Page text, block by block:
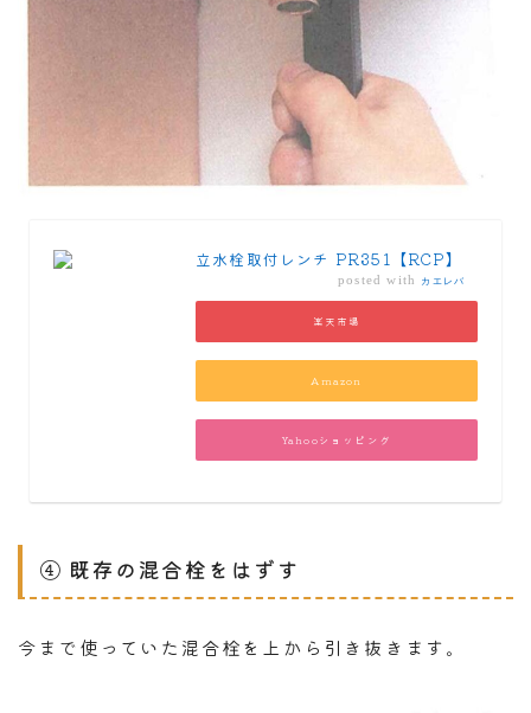
立水栓取付レンチ PR351【RCP】
posted with カエレバ
楽天市場
Amazon
Yahooショッピング
④ 既存の混合栓をはずす
今まで使っていた混合栓を上から引き抜きます。